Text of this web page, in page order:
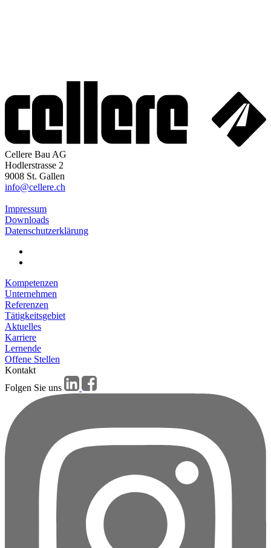
Cellere Bau AG
Hodlerstrasse 2
9008 St. Gallen
info@cellere.ch
Impressum
Downloads
Datenschutzerklärung
Kompetenzen
Unternehmen
Referenzen
Tätigkeitsgebiet
Aktuelles
Karriere
Lernende
Offene Stellen
Kontakt
Folgen Sie uns